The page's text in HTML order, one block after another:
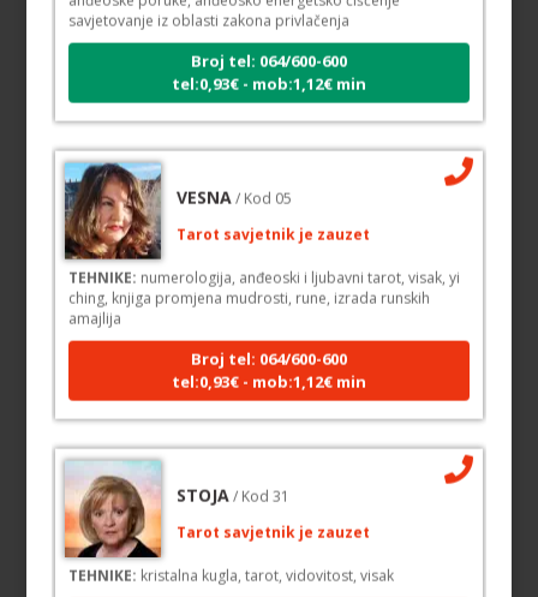
savjetovanje iz oblasti zakona privlačenja
Broj tel: 064/600-600
tel:0,93€ - mob:1,12€ min
TEHNIKE:numerologija, anđeoski i ljubavni tarot, visak, yi
ching, knjiga promjena mudrosti, rune, izrada runskih
amajlija
Broj tel: 064/600-600
tel:0,93€ - mob:1,12€ min
TEHNIKE:kristalna kugla, tarot, vidovitost, visak